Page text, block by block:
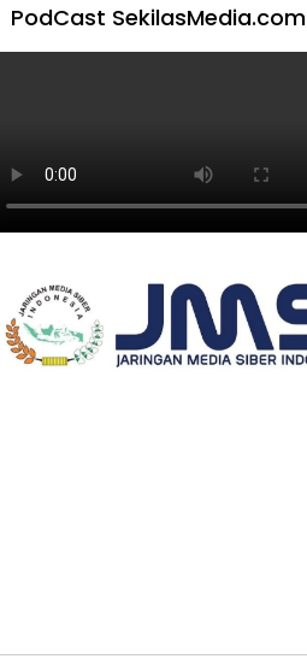
PodCast SekilasMedia.com